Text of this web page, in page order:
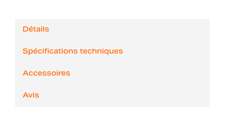
Détails
Spécifications techniques
Accessoires
Avis